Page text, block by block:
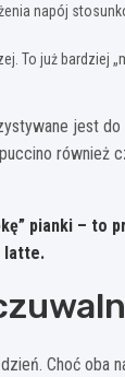
napój
To już bardziej
jest do
również
pianki – to
latte.
Choć oba